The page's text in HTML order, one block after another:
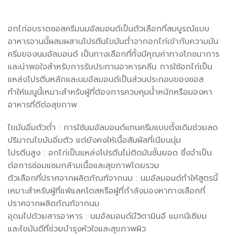
อกไก่อบราดซอสครีมนมอัลมอนด์เป็นตัวเลือกที่สมบูรณ์แบบ
อาหารจานนี้ผสมผสานโปรตีนไขมันต่ำจากอกไก่เข้ากับความมัน
ครีมของนมอัลมอนด์ เป็นทางเลือกที่ทั้งมีคุณค่าทางโภชนาการ
และน่าพอใจสำหรับการรับประทานอาหารคลีน การใช้อกไก่เป็น
แหล่งโปรตีนหลักและนมอัลมอนด์เป็นส่วนประกอบของซอส
ทำให้เมนูนี้เหมาะสำหรับผู้ที่ต้องการควบคุมน้ำหนักหรือมองหา
อาหารที่ดีต่อสุขภาพ
ไขมันอิ่มตัวต่ำ : การใช้นมอัลมอนด์แทนครีมแบบดั้งเดิมช่วยลด
ปริมาณไขมันอิ่มตัว แต่ยังคงให้เนื้อสัมผัสที่เนียนนุ่ม
โปรตีนสูง : อกไก่เป็นแหล่งโปรตีนไม่ติดมันชั้นยอด ซึ่งจำเป็น
ต่อการซ่อมแซมกล้ามเนื้อและสุขภาพโดยรวม
ตัวเลือกที่ปราศจากผลิตภัณฑ์จากนม : นมอัลมอนด์ทำให้สูตรนี้
เหมาะสำหรับผู้ที่แพ้แลคโตสหรือผู้ที่กำลังมองหาทางเลือกที่
ปราศจากผลิตภัณฑ์จากนม
อุดมไปด้วยสารอาหาร : นมอัลมอนด์มีวิตามินอี แมกนีเซียม
และไขมันดีที่ช่วยบำรุงหัวใจและสุขภาพผิว